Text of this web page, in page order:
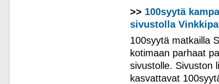
>> 100syytä
sivustolla
100syytä matkailla
kotimaan parhaat
sivustolle. Sivuston
kasvattavat